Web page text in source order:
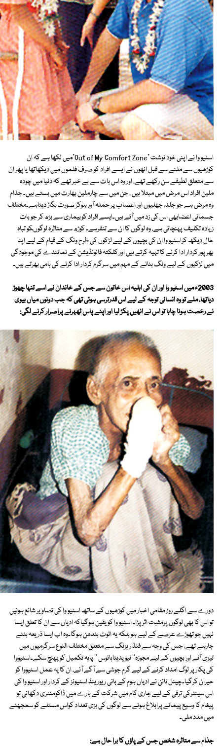
اسٹیو وا نے اپنی خود نوشت "Out of My Comfort Zone"میں لکھا ہے کہ ان
کوڑھیوں سے ملنے سے قبل انھوں نے ایسے افراد کو صرف فلموں میں دیکھاتھا یا پھر ان
سے متعلق لطیفے سن رکھے تھے، اور وہ اس بات سے بے خبر تھے کہ دنیا میں چودہ
ملین افراد اس مرض میں مبتلا ہیں ، جن میں سے چارملین بھارت میں بستے ہیں۔ جذام
وہ مرض ہے جو جلد، جھلیوں اور اعصاب پر حملہ آور ہوکر صورت بگاڑ دیتاہے۔مختلف
جسمانی اعضابھی اس کی زد میں آتے ہیں۔ایسے افراد کوبیماری سے بڑھ کر جو بات
زیادہ تکلیف پہنچاتی ہے، وہ لوگوں کا ان سے تنفرہے۔ کوڑھ سے متاثرہ لوگوںکو تباہ
حال دیکھ کراسٹیو وا ان کی بچیوں کے لیے لڑکوں کی طرح ونگ کے قیام کے لیے اپنا
بھرپور کردار ادا کرنے کا تہیہ کرتے ہیں اور کلکتہ فائونڈیشن کے نمائندے کی موجودگی
میں لڑکیوں کے لیے ونگ بنانے کے مہم میں سرگرم کردار ادا کرنے کی ہامی بھرتے ہیں۔
2003ء میں اسٹیو وا اور ان کی اہلیہ اس خاتون سے جس کے خاندان نے اسے تنہا چھوڑ
دیاتھا، ملے تو وہ انسانی توجہ کے لیے اس قدرترسی ہوئی تھی کہ جب دونوں میاں بیوی
نے رخصت ہونا چاہا تو اس نے انھیں پکڑ لیا اور اپنے پاس ٹھہرنے پراصرار کرنے لگی:
دورے سے اگلے روز مقامی اخبار میں کوڑھیوں کے ساتھ اسٹیو وا کی تصاویر شائع ہوئیں
تو اس کا بھی لوگوں پرمثبت اثر پڑا۔ اسٹیو وا کویقین ہوگیاکہ ادیاں سے ان کا تعلق ایسا
نہیں جو تھوڑے عرصے کے لیے ہو بلکہ یہ اٹوٹ بندھن ہوگا۔وہ اب ایسا ذریعہ بننے
جارہے تھے، جس کی وجہ سے فنڈ ریزنگ سے متعلق مختلف النوع سرگرمیوں میں
تیزی آئے اور بچیوں کے لیے مجوزہ'' نیویدیتاہائوس '' پایہ تکمیل کو پہنچ سکے۔اسٹیووا
کی پکار پر لوگ امداد کرنے کے لیے گرم جوشی سے آگے آئے، ان کا یہ عمل اسٹیووا کو
حیران کرگیا۔چینل نائن نے ادیاں ہوم کے بانی ریورینڈ اسٹیونز کے کردار اور اسٹیو وا کی
اس سینٹرکی ترقی کے لیے جاری کام میں شرکت کے بارے میں ڈاکومنٹری دکھائی تو
پیغام کا وسیع پیمانے پرابلاغ ہونے سے لوگوں کی بڑی تعداد کواس مسئلے کو سمجھنے
میں مدد ملی۔
جذام سے متاثرہ شخص جس کے پاؤں کا برا حال ہے: